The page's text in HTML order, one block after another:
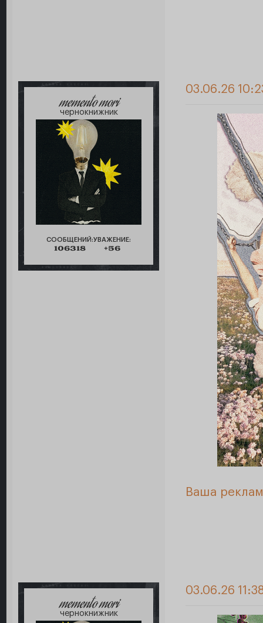
memento mori
чернокнижник
СООБЩЕНИЙ:
106318
УВАЖЕНИЕ:
+56
03.06.26
Ваша
memento mori
чернокнижник
03.06.26